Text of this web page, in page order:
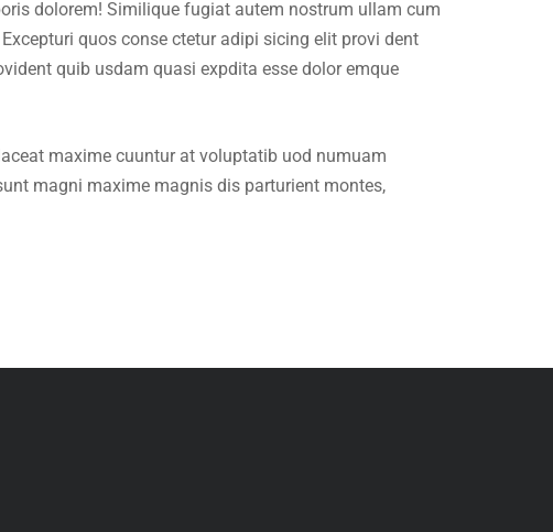
dolorem! Similique fugiat autem nostrum ullam cum
quos conse ctetur adipi sicing elit provi dent
quib usdam quasi expdita esse dolor emque
maxime cuuntur at voluptatib uod numuam
magni maxime magnis dis parturient montes,